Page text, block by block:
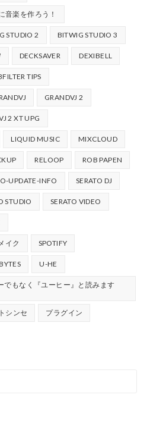
音楽を作ろう！
STUDIO 2 BITWIG STUDIO 3
DECKSAVER DEXIBELL
TIPS
GRANDVJ 2
2 XT UPG
LIQUID MUSIC MIXCLOUD
RELOOP ROB PAPEN
UPDATE-INFO SERATO DJ
STUDIO SERATO VIDEO
イク SPOTIFY
U-HE
でもなく『ユーヒー』と読みます
シンセ プラグイン